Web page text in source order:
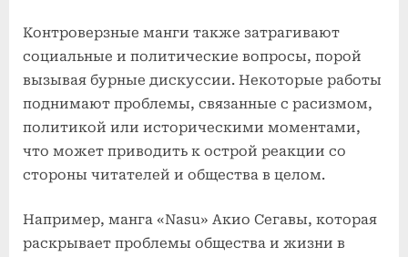
Контроверзные манги также затрагивают
социальные и политические вопросы, порой
вызывая бурные дискуссии. Некоторые работы
поднимают проблемы, связанные с расизмом,
политикой или историческими моментами,
что может приводить к острой реакции со
стороны читателей и общества в целом.
Например, манга «Nasu» Акио Сегавы, которая
раскрывает проблемы общества и жизни в